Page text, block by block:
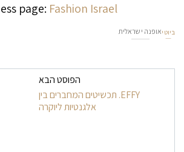
page: Fashion Israel
ביוטיאופנה ישראלית
ניווט בפרסומיםהפוסט הבא
EFFY. תכשיטים המחברים בין
אלגנטיות ליוקרה